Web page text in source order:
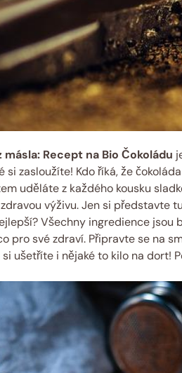
másla: Recept​ na⁤ Bio Čokoládu
si zasloužíte!⁢ Kdo říká, že
uděláte ⁤z každého ​kousku
výživu. Jen⁤ si představte
Všechny ‌ingredience
pro své zdraví. Připravte se na
ušetříte i‍ nějaké ⁢to kilo na ‍dort!